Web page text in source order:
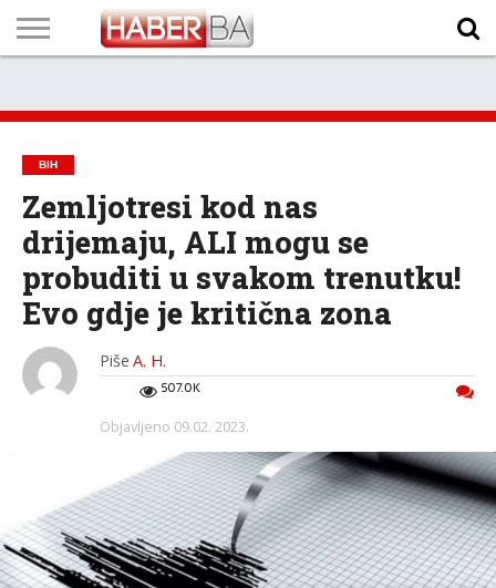
TECH
PROGRAM
PROGNOZA
PUTEVIMA
LISTA
NAMA
BIH
Zemljotresi kod nas
drijemaju, ALI mogu se
probuditi u svakom trenutku!
Evo gdje je kritična zona
Piše A. H.
507.0K
Objavljeno 09.02. 2023.